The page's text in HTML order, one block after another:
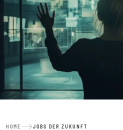
HOME JOBS DER ZUKUNFT